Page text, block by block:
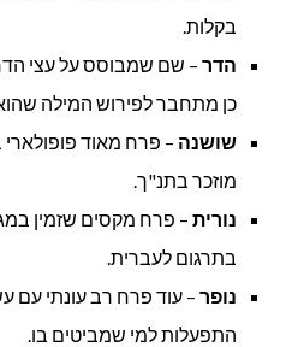
בקלות.
הדר – שם שמבוסס על עצי הדר
כן מתחבר לפירוש המילה שהוא
שושנה – פרח מאוד
מוזכר בתנ"ך.
נורית – פרח מקסים שזמין
בתרגום לעברית.
נופר – עוד פרח רב עונתי עם
התפעלות למי שמביטים בו.